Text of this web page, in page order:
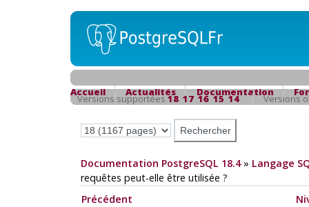
Accueil Actualités Documentation
Versions supportées18 17 16 15 14 Versions
Documentation PostgreSQL 18.4» Langage
requêtes peut-elle être utilisée ?
Précédent